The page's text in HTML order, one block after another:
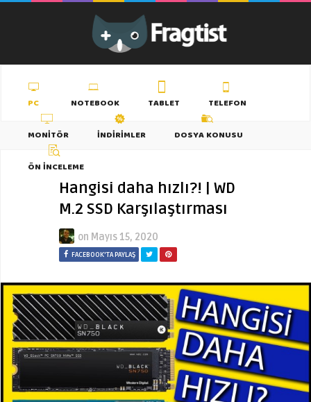
PC NOTEBOOK TABLET
TELEFON
MONITÖR
İNDIRIMLER
DOSYA KONUSU
ÖN İNCELEME
Hangisi daha hızlı?! | WD
M.2 SSD Karşılaştırması
on Mayıs 15, 2020
FACEBOOK'TA PAYLAŞ